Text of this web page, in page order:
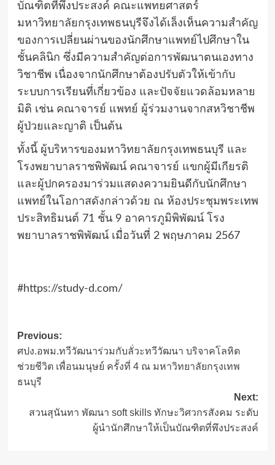
บัณฑิตที่พึงประสงค์ คณะแพทยศาสตร์
มหาวิทยาลัยกรุงเทพธนบุรีจึงได้เล็งเห็นความสำคัญ
ของการเปลี่ยนผ่านของนักศึกษาแพทย์ไปศึกษาใน
ชั้นคลินิก ซึ่งมีความสำคัญต่อการพัฒนาตนเองทาง
วิชาชีพ เนื่องจากนักศึกษาต้องปรับตัวให้เข้ากับ
ระบบการเรียนที่เกี่ยวข้อง และปัจจัยแวดล้อมหลาย
มิติ เช่น คณาจารย์ แพทย์ ผู้ร่วมงานจากสหวิชาชีพ
ผู้ป่วยและญาติ เป็นต้น
ทั้งนี้ ผู้บริหารของมหาวิทยาลัยกรุงเทพธนบุรี และ
โรงพยาบาลราชพิพัฒน์ คณาจารย์ แขกผู้มีเกียรติ
และผู้ปกครองมาร่วมแสดงความยินดีกับนักศึกษา
แพทย์ในโอกาสดังกล่าวด้วย ณ ห้องประชุมพระเทพ
ประสิทธิมนต์ 71 ชั้น 9 อาคารภูมิพิพัฒน์ โรง
พยาบาลราชพิพัฒน์ เมื่อวันที่ 2 พฤษภาคม 2567
#https://study-d.com/
Post
navigation
Previous:
ศปง.อพม.ทวีวัฒนาร่วมกับลั่วะทวีวัฒนา บริจาคโลหิต
ช่วยชีวิต เพื่อนมนุษย์ ครั้งที่ 4 ณ มหาวิทยาลัยกรุงเทพ
ธนบุรี
Next:
สวนสุนันทา พัฒนา soft skills ทักษะวิศวกรสังคม ระดับ
ผู้นำนักศึกษาให้เป็นบัณฑิตที่พึงประสงค์